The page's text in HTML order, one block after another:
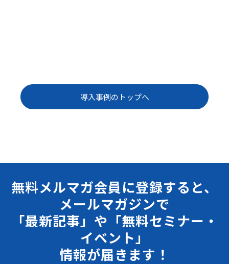
導入事例のトップへ
無料メルマガ会員に登録すると、
メールマガジンで
「最新記事」や「無料セミナー・
イベント」
情報が届きます！